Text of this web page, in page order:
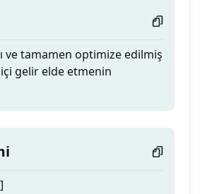
ve tamamen optimize edilmiş
gelir elde etmenin